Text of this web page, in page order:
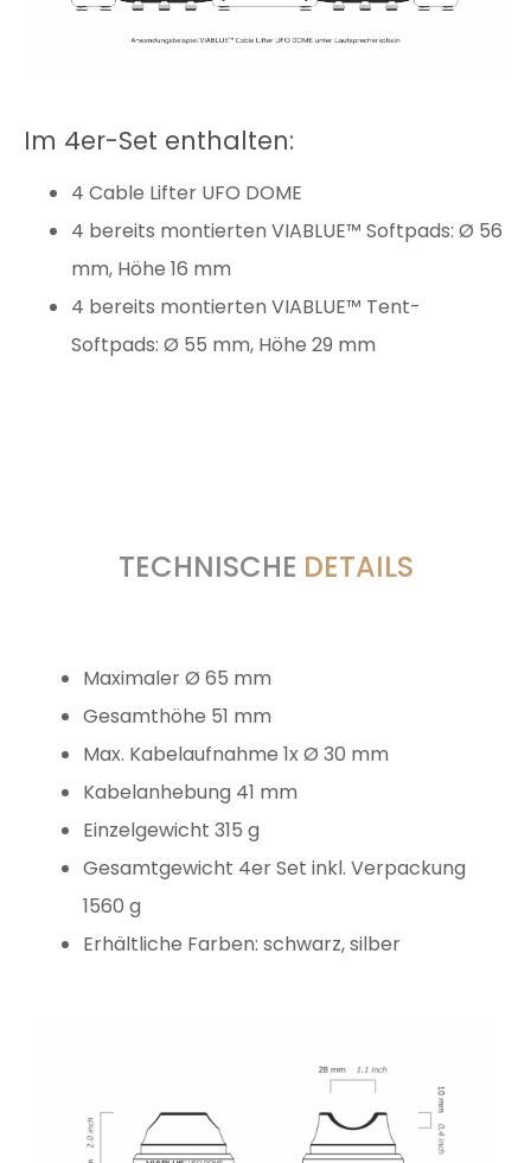
Im 4er-Set enthalten:
4 Cable Lifter UFO DOME
4 bereits montierten VIABLUE™ Softpads: Ø 56
mm, Höhe 16 mm
4 bereits montierten VIABLUE™ Tent-
Softpads: Ø 55 mm, Höhe 29 mm
TECHNISCHE DETAILS
Maximaler Ø 65 mm
Gesamthöhe 51 mm
Max. Kabelaufnahme 1x Ø 30 mm
Kabelanhebung 41 mm
Einzelgewicht 315 g
Gesamtgewicht 4er Set inkl. Verpackung
1560 g
Erhältliche Farben: schwarz, silber